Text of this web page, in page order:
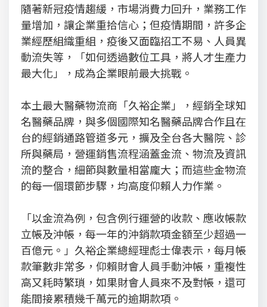
隨著新冠疫情趨緩，市場消費力回升，業務工作
量增加，讓企業重拾信心；但疫情期間，許多企
業經歷組織重組，疫後又面臨招工不易、人員異
動流失等，「如何透過數位工具，將人才生產力
最大化」，成為企業眼前最大挑戰。
本土最大醫藥物流商「久裕企業」，經銷全球知
名醫藥品牌，與多個國際知名醫藥品牌合作且在
台的經銷通路管道多元，擴及全台各大醫院、診
所與藥局，營運銷售流程涵蓋金流、物流及資訊
流的整合，細節與數量相當龐大；而這些金物流
的每一個環節步驟，均高度仰賴人力作業。
「以金流為例，包含例行運營的收款、應收帳款
立帳及沖帳，每一年的沖銷款項金額至少超過一
百億元。」久裕企業總經理彪士偉表示，每月帳
款筆數非常多，仰賴財會人員手動沖帳，重複性
高又耗時繁瑣，如果財會人員來不及對帳，還可
能間接累積幾千萬元的逾期款項。